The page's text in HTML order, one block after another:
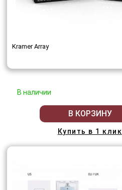
Kramer Array
В наличии
В КОРЗИНУ
Купить в 1 клик